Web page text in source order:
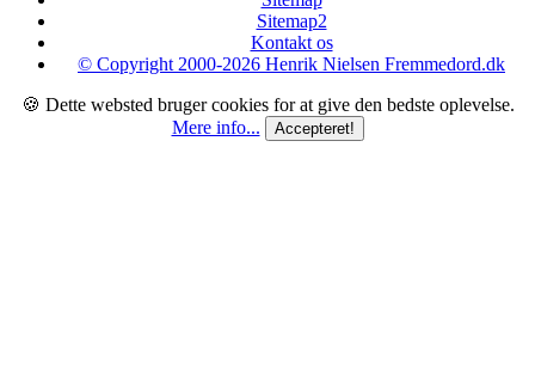
Sitemap2
Kontakt os
© Copyright 2000-2026 Henrik Nielsen Fremmedord.dk
🍪 Dette websted bruger cookies for at give den bedste oplevelse.
Mere info...
Accepteret!